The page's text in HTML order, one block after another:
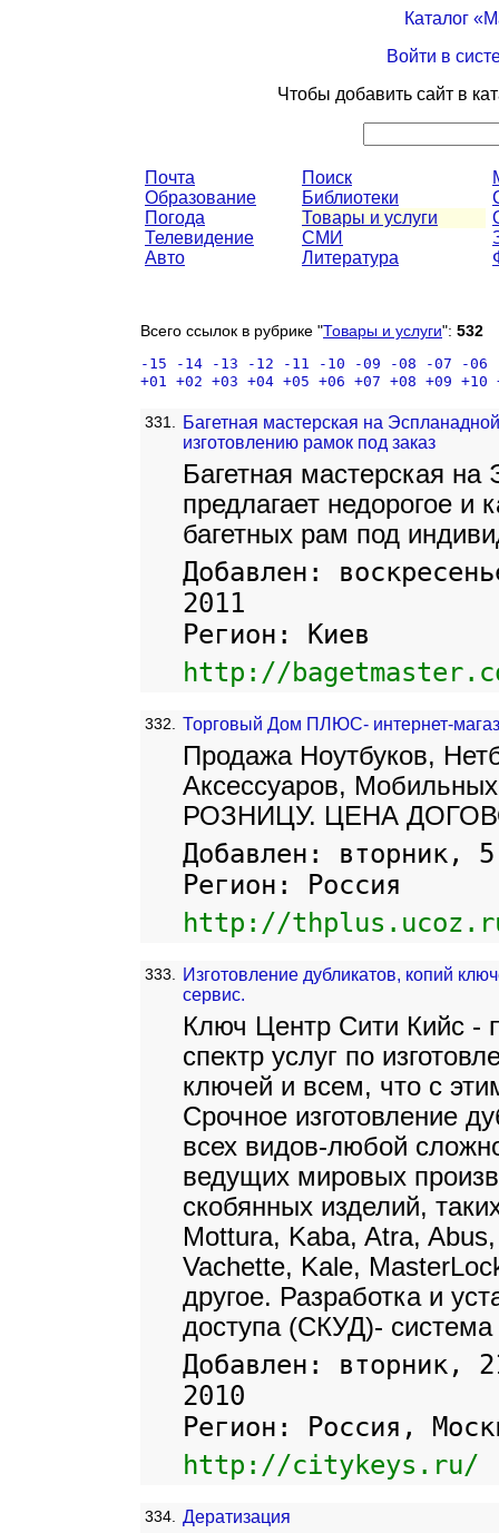
Каталог
Войти в
Чтобы добавить сайт в
Почта
Образование
Погода
Телевидение
Авто
Поиск
Библиотеки
Товары и услуги
СМИ
Литература
Всего ссылок в рубрике "Товары и услуги": 532
-15 -14 -13 -12 -11 -10 -09 -08 -07 -06
+01 +02 +03 +04 +05 +06 +07 +08 +09 +10
331.
Багетная мастерская на
изготовлению рамок под заказ
Багетная мастерская
предлагает недорогое и
багетных рам под
Добавлен:
2011
Регион: Киев
http://
332. Торговый Дом ПЛЮС- интернет-
Продажа Ноутбуков,
Аксессуаров,
РОЗНИЦУ. ЦЕНА
Добавлен: вторник,
Регион: Россия
http://
333.
Изготовление дубликатов, копий
сервис.
Ключ Центр Сити Кийс -
спектр услуг по
ключей и всем, что с
Срочное изготовление
всех видов-любой
ведущих мировых
скобянных изделий,
Mottura, Kaba, Atra,
Vachette, Kale,
другое. Разработка и
доступа (СКУД)-
Добавлен: вторник,
2010
Регион: Россия,
http://citykeys.ru/
334. Дератизация